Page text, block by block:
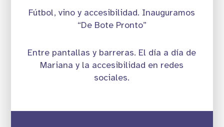
Fútbol, vino y accesibilidad. Inauguramos
“De Bote Pronto”
Entre pantallas y barreras. El día a día de
Mariana y la accesibilidad en redes
sociales.